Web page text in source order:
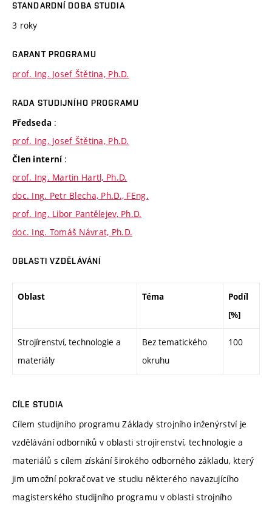
STANDARDNÍ DOBA STUDIA
3 roky
GARANT PROGRAMU
prof. Ing. Josef Štětina, Ph.D.
RADA STUDIJNÍHO PROGRAMU
Předseda :
prof. Ing. Josef Štětina, Ph.D.
Člen interní :
prof. Ing. Martin Hartl, Ph.D.
doc. Ing. Petr Blecha, Ph.D., FEng.
prof. Ing. Libor Pantělejev, Ph.D.
doc. Ing. Tomáš Návrat, Ph.D.
OBLASTI VZDĚLÁVÁNÍ
Oblast Téma
Podíl
[%]
Strojírenství, technologie a
materiály
Bez tematického
okruhu
100
CÍLE STUDIA
Cílem studijního programu Základy strojního inženýrství je
vzdělávání odborníků v oblasti strojírenství, technologie a
materiálů s cílem získání širokého odborného základu, který
jim umožní pokračovat ve studiu některého navazujícího
magisterského studijního programu v oblasti strojního